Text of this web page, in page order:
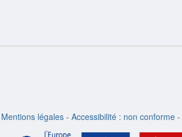
Mentions légales - Accessibilité : non conforme -